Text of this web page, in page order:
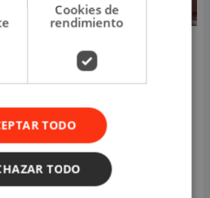
embarazada de su
segundo hijo? Mike Bahía
video
Cookies de
rendimiento
TODO
TODO